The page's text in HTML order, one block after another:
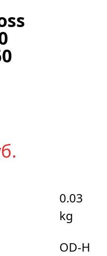
0.03
kg
OD-H